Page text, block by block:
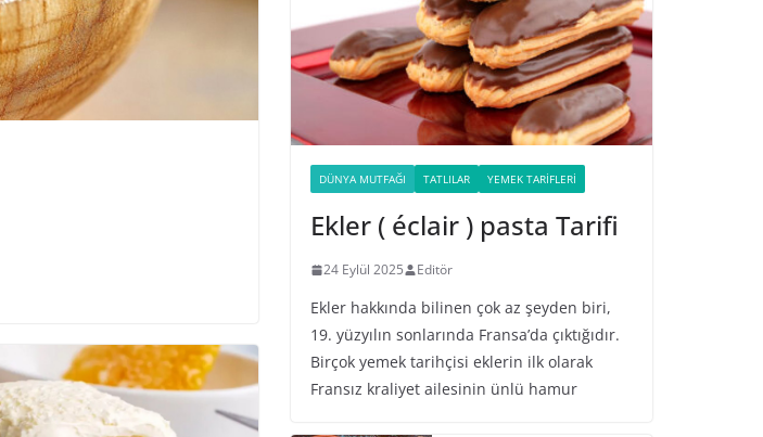
DÜNYA MUTFAĞI TATLILAR YEMEK TARIFLERI
Ekler ( éclair ) pasta Tarifi
24 Eylül 2025 Editör
Ekler hakkında bilinen çok az şeyden biri,
19. yüzyılın sonlarında Fransa’da çıktığıdır.
Birçok yemek tarihçisi eklerin ilk olarak
Fransız kraliyet ailesinin ünlü hamur